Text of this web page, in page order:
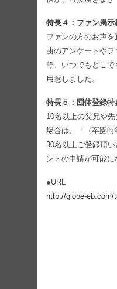
特長４：ファン掲示
ファンの方のお声
曲のアンケートや
等、いつでもどこ
用意しました。
特長５：団体登録特
10名以上の父兄や
場合は、「（卒園時
30名以上ご登録頂
ントの申請が可能に
●URL
http://globe-eb.com/